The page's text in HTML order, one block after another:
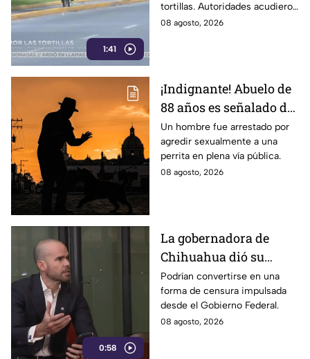
1:41
camino
tortillas. Autoridades acudieron
al lugar tras el reporte de
08 agosto, 2026
¡Indignante! Abuelo de
88 años es señalado de
4busar de una canina
frente a un parque con
men0res
Un hombre fue arrestado por
agredir sexualmente a una
perrita en plena vía pública.
08 agosto, 2026
0:58
La gobernadora de
Chihuahua dió su
postura sobre los
nuevos lineamientos
que podría afectar la
libertad de expresión
Podrían convertirse en una
forma de censura impulsada
desde el Gobierno Federal.
08 agosto, 2026